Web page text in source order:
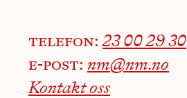
telefon:23 00 29 30
e-post: nm@nm.no
Kontakt oss